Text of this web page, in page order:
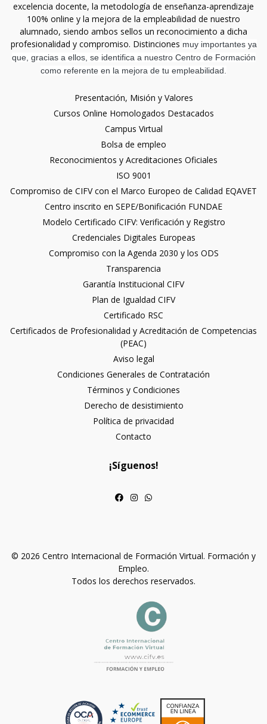
excelencia docente, la metodología de enseñanza-aprendizaje
100% online y la mejora de la empleabilidad de nuestro
alumnado, siendo ambos sellos un reconocimiento a dicha
profesionalidad y compromiso. Distinciones muy importantes ya
que, gracias a ellos, se identifica a nuestro Centro de Formación
como referente en la mejora de tu empleabilidad.
Presentación, Misión y Valores
Cursos Online Homologados Destacados
Campus Virtual
Bolsa de empleo
Reconocimientos y Acreditaciones Oficiales
ISO 9001
Compromiso de CIFV con el Marco Europeo de Calidad EQAVET
Centro inscrito en SEPE/Bonificación FUNDAE
Modelo Certificado CIFV: Verificación y Registro
Credenciales Digitales Europeas
Compromiso con la Agenda 2030 y los ODS
Transparencia
Garantía Institucional CIFV
Plan de Igualdad CIFV
Certificado RSC
Certificados de Profesionalidad y Acreditación de Competencias
(PEAC)
Aviso legal
Condiciones Generales de Contratación
Términos y Condiciones
Derecho de desistimiento
Política de privacidad
Contacto
¡Síguenos!
© 2026 Centro Internacional de Formación Virtual. Formación y
Empleo.
Todos los derechos reservados.